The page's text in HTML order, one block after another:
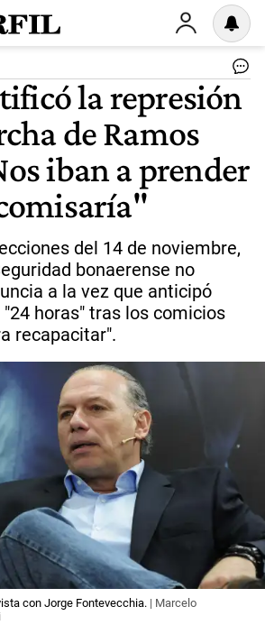
la represión
de Ramos
iban a prender
del 14 de noviembre,
bonaerense no
a la vez que anticipó
horas" tras los comicios
recapacitar".
con Jorge Fontevecchia. | Marcelo